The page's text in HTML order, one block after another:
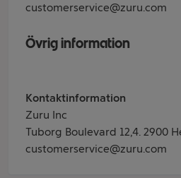
customerservice@zuru.com
Övrig information
Kontaktinformation
Zuru Inc
Tuborg Boulevard 12,4. 2900
customerservice@zuru.com